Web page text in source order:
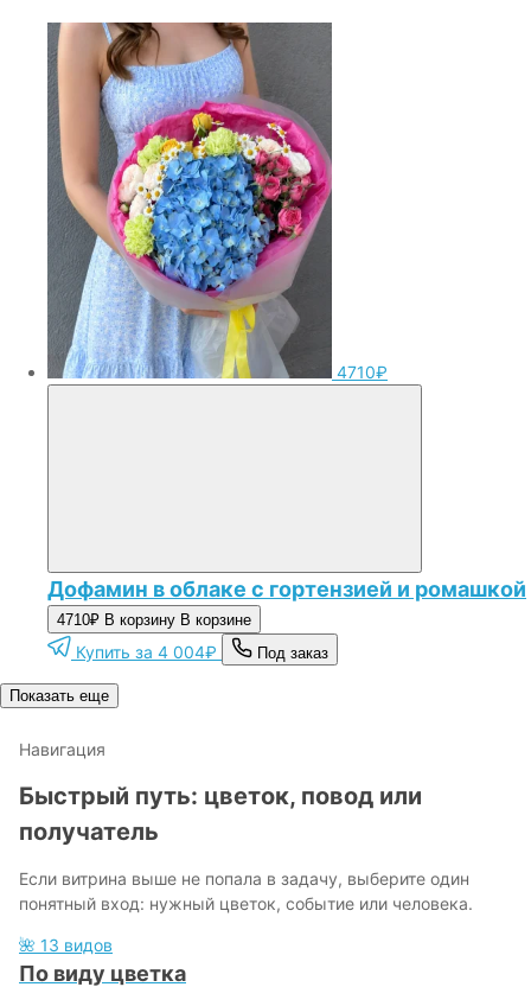
4710₽
Дофамин в облаке с гортензией и ромашкой
4710₽ В корзину В корзине
Купить за 4 004₽ Под заказ
Показать еще
Навигация
Быстрый путь: цветок, повод или
получатель
Если витрина выше не попала в задачу, выберите один
понятный вход: нужный цветок, событие или человека.
🌺 13 видов
По виду цветка